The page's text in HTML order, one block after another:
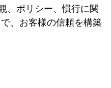
、ポリシー、慣行に関
、お客様の信頼を構築